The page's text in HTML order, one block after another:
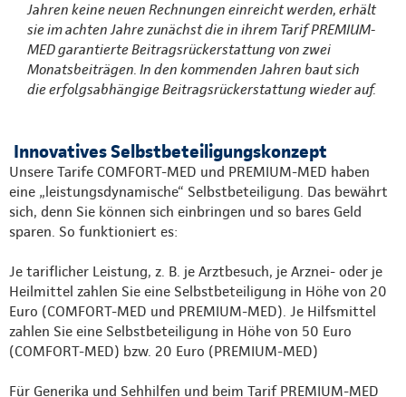
Jahren keine neuen Rechnungen einreicht werden, erhält
sie im achten Jahre zunächst die in ihrem Tarif PREMIUM-
MED garantierte Beitragsrückerstattung von zwei
Monatsbeiträgen. In den kommenden Jahren baut sich
die erfolgsabhängige Beitragsrückerstattung wieder auf.
Innovatives Selbstbeteiligungskonzept
Unsere Tarife COMFORT-MED und PREMIUM-MED haben
eine „leistungsdynamische“ Selbstbeteiligung. Das bewährt
sich, denn Sie können sich einbringen und so bares Geld
sparen. So funktioniert es:
Je tariflicher Leistung, z. B. je Arztbesuch, je Arznei- oder je
Heilmittel zahlen Sie eine Selbstbeteiligung in Höhe von 20
Euro (COMFORT-MED und PREMIUM-MED). Je Hilfsmittel
zahlen Sie eine Selbstbeteiligung in Höhe von 50 Euro
(COMFORT-MED) bzw. 20 Euro (PREMIUM-MED)
Für Generika und Sehhilfen und beim Tarif PREMIUM-MED